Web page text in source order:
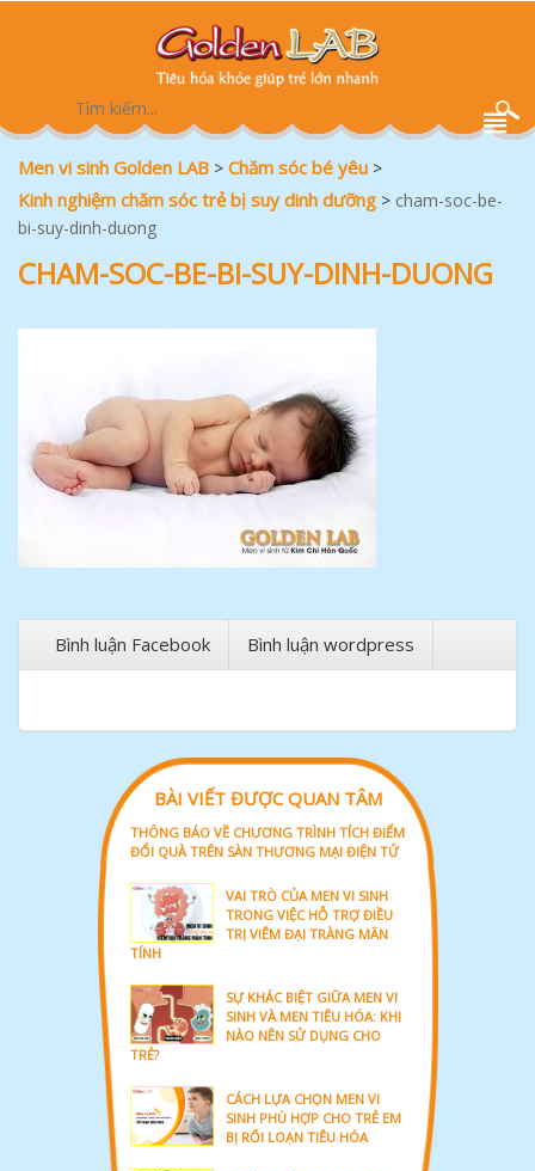
Men vi sinh Golden LAB > Chăm sóc bé yêu >
Kinh nghiệm chăm sóc trẻ bị suy dinh dưỡng > cham-soc-be-
bi-suy-dinh-duong
CHAM-SOC-BE-BI-SUY-DINH-DUONG
Bình luận Facebook Bình luận wordpress
BÀI VIẾT ĐƯỢC QUAN TÂM
THÔNG BÁO VỀ CHƯƠNG TRÌNH TÍCH ĐIỂM
ĐỔI QUÀ TRÊN SÀN THƯƠNG MẠI ĐIỆN TỬ
VAI TRÒ CỦA MEN VI SINH
TRONG VIỆC HỖ TRỢ ĐIỀU
TRỊ VIÊM ĐẠI TRÀNG MÃN
TÍNH
SỰ KHÁC BIỆT GIỮA MEN VI
SINH VÀ MEN TIÊU HÓA: KHI
NÀO NÊN SỬ DỤNG CHO
TRẺ?
CÁCH LỰA CHỌN MEN VI
SINH PHÙ HỢP CHO TRẺ EM
BỊ RỐI LOẠN TIÊU HÓA